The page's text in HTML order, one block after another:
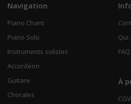
Navigation
Piano Chant
Piano Solo
Instruments solistes
Accordéon
Guitare
Chorales
Qui
FAQ
À
CGV